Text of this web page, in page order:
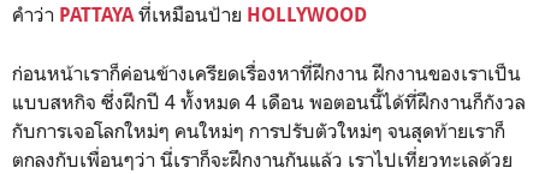
คำว่า PATTAYA ที่เหมือนป้าย HOLLYWOOD
ก่อนหน้าเราก็ค่อนข้างเครียดเรื่องหาที่ฝึกงาน ฝึกงานของเราเป็น
แบบสหกิจ ซึ่งฝึกปี 4 ทั้งหมด 4 เดือน พอตอนนี้ได้ที่ฝึกงานก็กังวล
กับการเจอโลกใหม่ๆ คนใหม่ๆ การปรับตัวใหม่ๆ จนสุดท้ายเราก็
ตกลงกับเพื่อนๆว่า นี่เราก็จะฝึกงานกันแล้ว เราไปเที่ยวทะเลด้วย